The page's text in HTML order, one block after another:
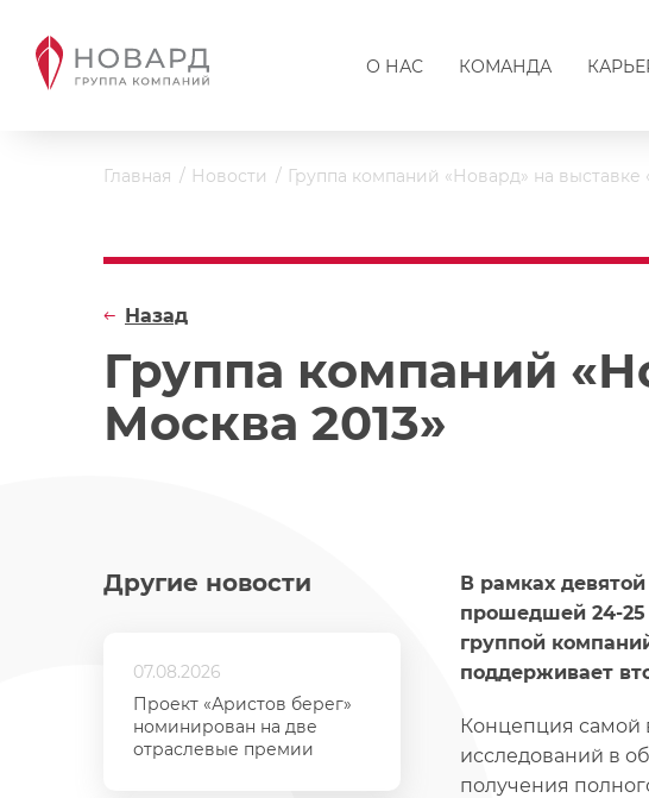
О НАС КОМАНДА
Главная Новости Группа компаний «Новард» на выставке
Группа компаний
Москва 2013»
Назад
Другие новости
07.08.2026
Проект «Аристов берег»
номинирован на две
отраслевые премии
В рамках
прошедшей 24-25
группой
поддерживает
Концепция самой
исследований в
получения